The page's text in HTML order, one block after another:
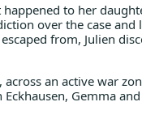
to her
over the case and
from, Julien
an active war
Gemma